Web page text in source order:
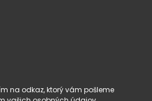
na odkaz, ktorý vám pošleme